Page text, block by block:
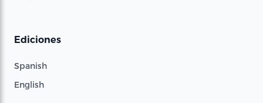
Ediciones
Spanish
English